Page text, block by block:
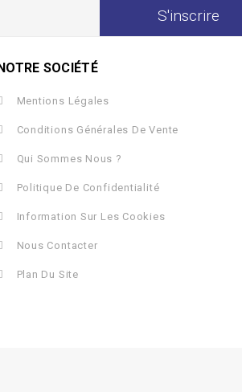
SOCIÉTÉ
Mentions Légales
Conditions Générales De Vente
Qui Sommes Nous ?
Politique De Confidentialité
Information Sur Les Cookies
Nous Contacter
Plan Du Site